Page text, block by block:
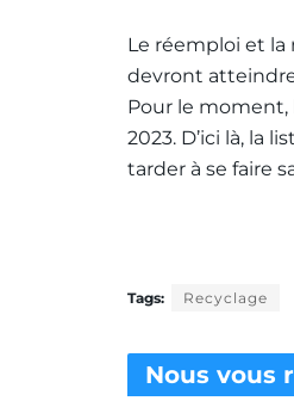
Le réemploi et la
devront
Pour le moment,
2023. D’ici là, la
tarder à se faire
Tags: Recyclage
Nous vous